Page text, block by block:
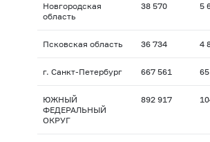
Новгородская
область
38 570 5
Псковская область 36 734 4
г. Санкт-Петербург 667 561
ЮЖНЫЙ
ФЕДЕРАЛЬНЫЙ
ОКРУГ
892 917